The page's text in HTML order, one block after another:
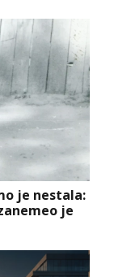
je nestala:
je